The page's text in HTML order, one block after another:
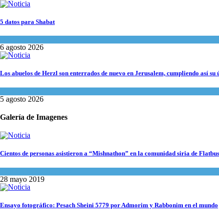
5 datos para Shabat
6 agosto 2026
Los abuelos de Herzl son enterrados de nuevo en Jerusalem, cumpliendo así su
5 agosto 2026
Galería de Imagenes
Cientos de personas asistieron a “Mishnathon” en la comunidad siria de
28 mayo 2019
Ensayo fotográfico: Pesach Sheini 5779 por Admorim y Rabbonim en el mundo